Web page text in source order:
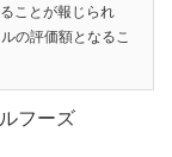
ことが報じられ
の評価額となるこ
フーズ